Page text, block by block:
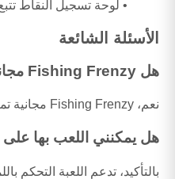
لوحة تسجيل النقاط
الأسئلة الشائعة
هل Fishing Frenzy مجانية للعب؟
نعم، Fishing Frenzy مجانية تمامًا ومتاحة عبر الإنترنت.
هل يمكنني اللعب بها
بالتأكيد، تدعم اللعبة التحكم